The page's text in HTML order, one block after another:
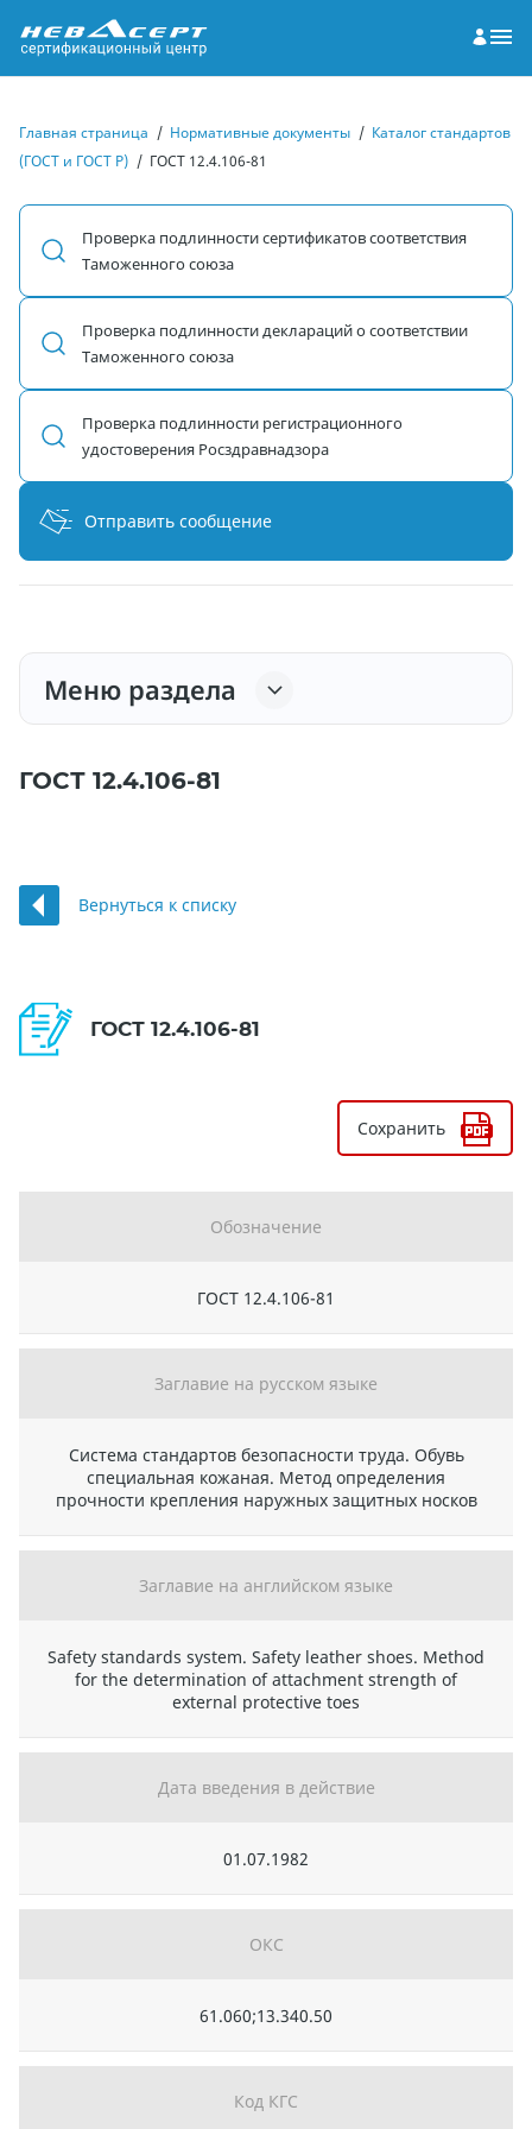
Главная страница / Нормативные документы / Каталог стандартов
(ГОСТ и ГОСТ Р) / ГОСТ 12.4.106-81
Проверка подлинности сертификатов соответствия
Таможенного союза
Проверка подлинности деклараций о соответствии
Таможенного союза
Проверка подлинности регистрационного
удостоверения Росздравнадзора
Отправить сообщение
Меню раздела
ГОСТ 12.4.106-81
Вернуться к списку
ГОСТ 12.4.106-81
Сохранить
Обозначение
ГОСТ 12.4.106-81
Заглавие на русском языке
Система стандартов безопасности труда. Обувь
специальная кожаная. Метод определения
прочности крепления наружных защитных носков
Заглавие на английском языке
Safety standards system. Safety leather shoes. Method
for the determination of attachment strength of
external protective toes
Дата введения в действие
01.07.1982
ОКС
61.060;13.340.50
Код КГС